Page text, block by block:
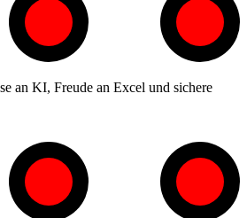
an KI, Freude an Excel und sichere